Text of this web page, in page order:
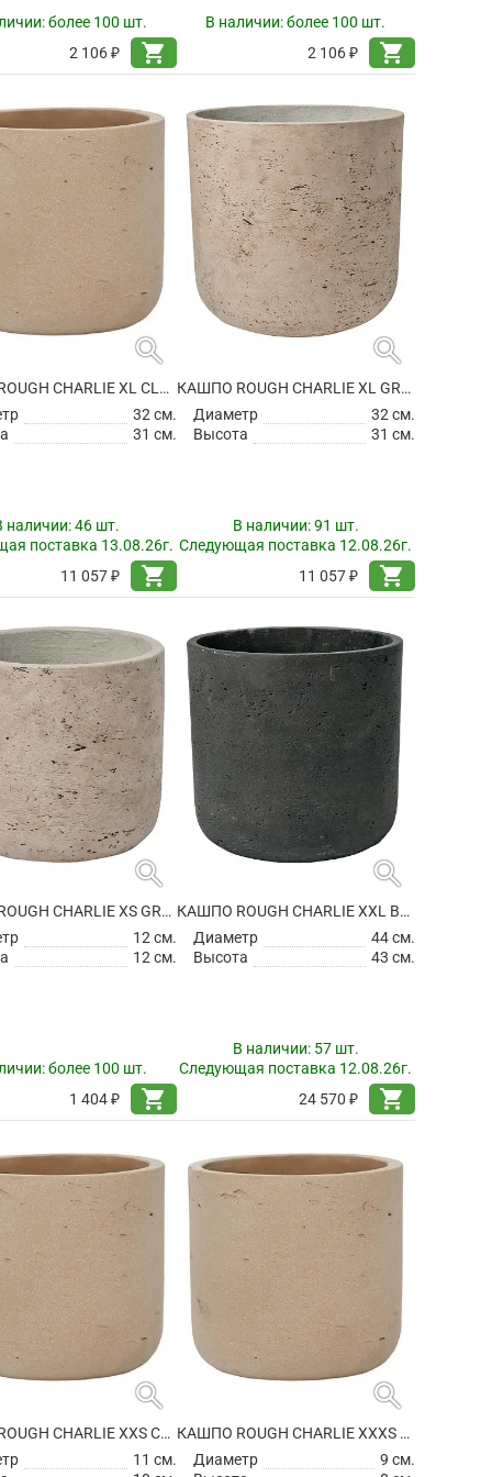
более 100 шт.
2 106 ₽
shopping_cart
В наличии:более 100 шт.
2 106 ₽
shopping_cart
search
КАШПО ROUGH CHARLIE XL CLAY WASHED
32 см.
31 см.
наличии:46 шт.
поставка 13.08.26г.
11 057 ₽
shopping_cart
search
КАШПО ROUGH CHARLIE XL GREY WASHED
Диаметр
32 см.
Высота
31 см.
В наличии:91 шт.
Следующая поставка 12.08.26г.
11 057 ₽
shopping_cart
search
КАШПО ROUGH CHARLIE XS GREY WASHED
12 см.
12 см.
более 100 шт.
1 404 ₽
shopping_cart
search
КАШПО ROUGH CHARLIE XXL BLACK WASHED
Диаметр
44 см.
Высота
43 см.
В наличии: 57 шт.
Следующая поставка 12.08.26г.
24 570 ₽
shopping_cart
search
КАШПО ROUGH CHARLIE XXS CLAY WASHED
11 см.
search
КАШПО ROUGH CHARLIE XXXS CLAY WASHED
Диаметр
9 см.